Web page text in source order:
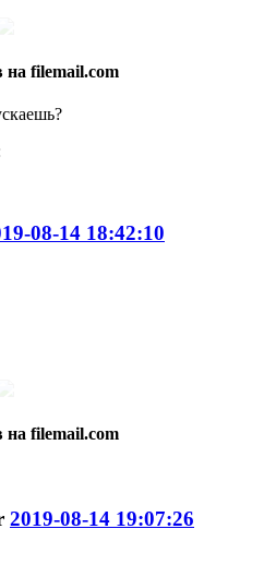
filemail.com
08-14 18:42:10
filemail.com
2019-08-14 19:07:26